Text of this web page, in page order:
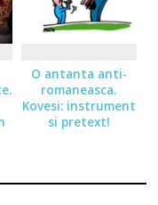
O antanta anti-
romaneasca.
Kovesi: instrument
si pretext!